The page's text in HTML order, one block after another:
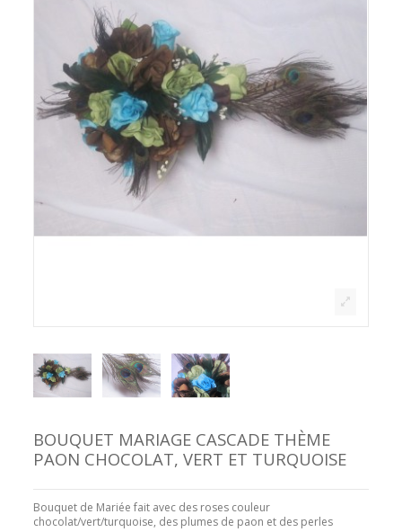
BOUQUET MARIAGE CASCADE THÈME
PAON CHOCOLAT, VERT ET TURQUOISE
Bouquet de Mariée fait avec des roses couleur
chocolat/vert/turquoise, des plumes de paon et des perles